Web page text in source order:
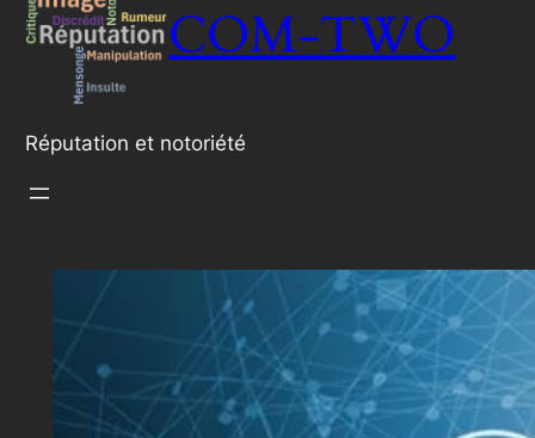
COM-TWO
Réputation et notoriété